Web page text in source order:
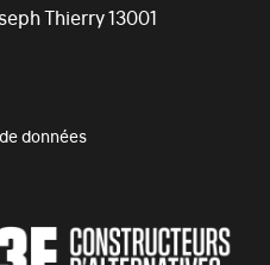
Thierry 13001
données